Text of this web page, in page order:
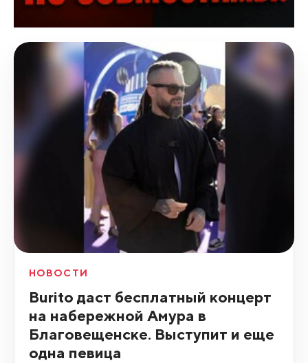
НОВОСТИ
Burito даст бесплатный концерт
на набережной Амура в
Благовещенске. Выступит и еще
одна певица